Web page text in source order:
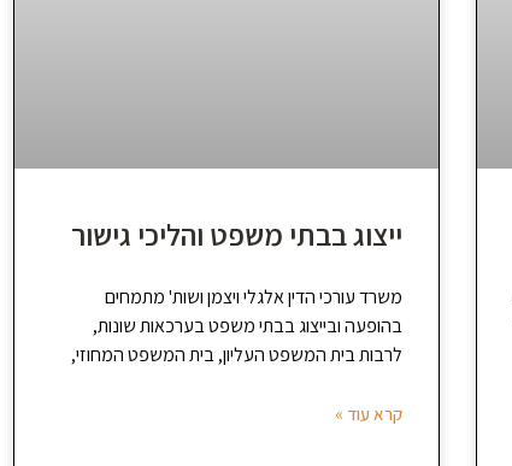
ייצוג בבתי משפט והליכי גישור
משרד עורכי הדין אלגלי ויצמן ושות' מתמחים
בהופעה ובייצוג בבתי משפט בערכאות שונות,
לרבות בית המשפט העליון, בית המשפט המחוזי,
קרא עוד »